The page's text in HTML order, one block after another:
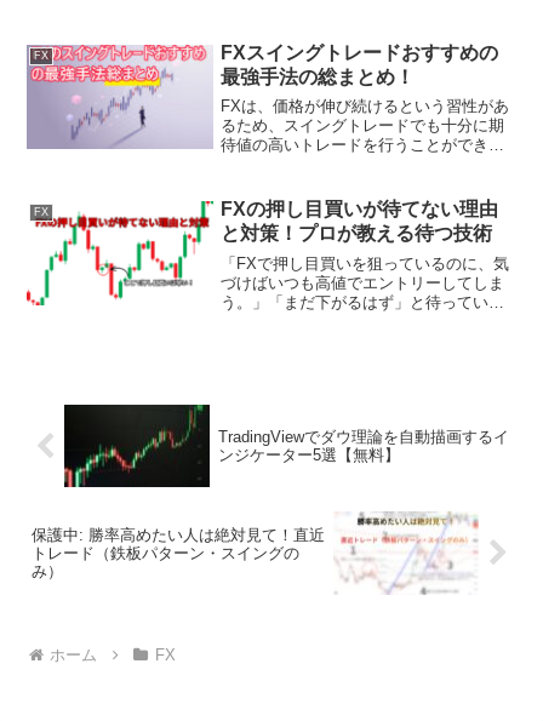
取引を行っています。特にロング（買
い）エントリーは、相場...
FX
FXスイングトレードおすすめの
最強手法の総まとめ！
FXは、価格が伸び続けるという習性があ
るため、スイングトレードでも十分に期
待値の高いトレードを行うことができま
えばいいのかわからないという方も多い
のではないでしょうか...
FX
FXの押し目買いが待てない理由
と対策！プロが教える待つ技術
「FXで押し目買いを狙っているのに、気
づけばいつも高値でエントリーしてしま
う。」「まだ下がるはず」と待っていた
TradingViewでダウ理論を自動描画するイ
ンジケーター5選【無料】
保護中: 勝率高めたい人は絶対見て！直近
トレード（鉄板パターン・スイングの
み）
ホーム FX